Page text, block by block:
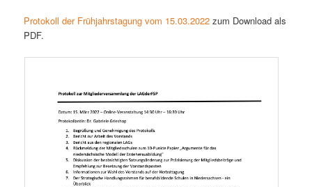
Protokoll der Frühjahrstagung vom 15.03.2022 zum Download als
PDF.